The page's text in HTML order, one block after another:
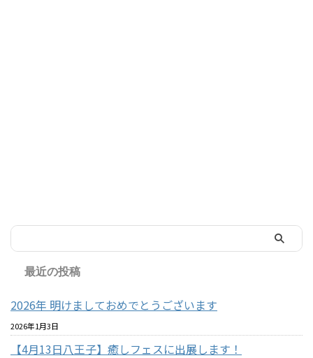
最近の投稿
2026年 明けましておめでとうございます
2026年1月3日
【4月13日八王子】癒しフェスに出展します！